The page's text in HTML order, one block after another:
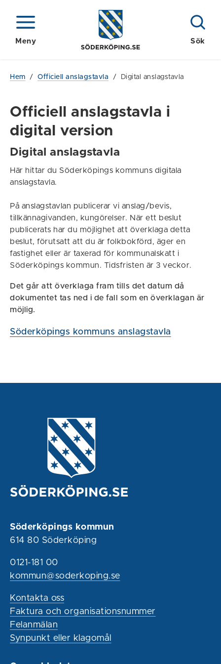
Meny Sök
Hem / Officiell anslagstavla / Digital anslagstavla
Officiell anslagstavla i
digital version
Digital anslagstavla
Här hittar du Söderköpings kommuns digitala
anslagstavla.
På anslagstavlan publicerar vi anslag/bevis,
tillkännagivanden, kungörelser. När ett beslut
publicerats har du möjlighet att överklaga detta
beslut, förutsatt att du är folkbokförd, äger en
fastighet eller är taxerad för kommunalskatt i
Söderköpings kommun. Tidsfristen är 3 veckor.
Det går att överklaga fram tills det datum då
dokumentet tas ned i de fall som en överklagan är
möjlig.
Söderköpings kommuns anslagstavla
Söderköpings kommun
614 80 Söderköping
0121-181 00
kommun@soderkoping.se
Kontakta oss
Faktura och organisationsnummer
Felanmälan
Synpunkt eller klagomål